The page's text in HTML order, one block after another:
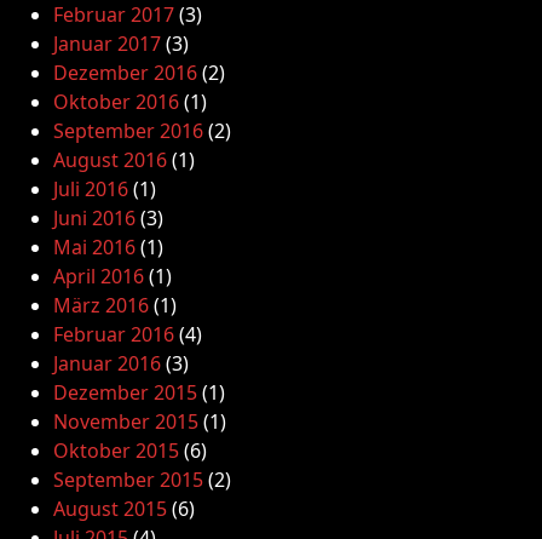
Februar 2017(3)
Januar 2017(3)
Dezember 2016(2)
Oktober 2016(1)
September 2016(2)
August 2016(1)
Juli 2016(1)
Juni 2016(3)
Mai 2016(1)
April 2016(1)
März 2016(1)
Februar 2016(4)
Januar 2016(3)
Dezember 2015(1)
November 2015(1)
Oktober 2015(6)
September 2015(2)
August 2015(6)